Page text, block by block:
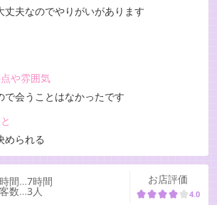
丈夫なのでやりがいがあります
や雰囲気
で会うことはなかったです
められる
間…7時間
数…3人
お店評価
4.0